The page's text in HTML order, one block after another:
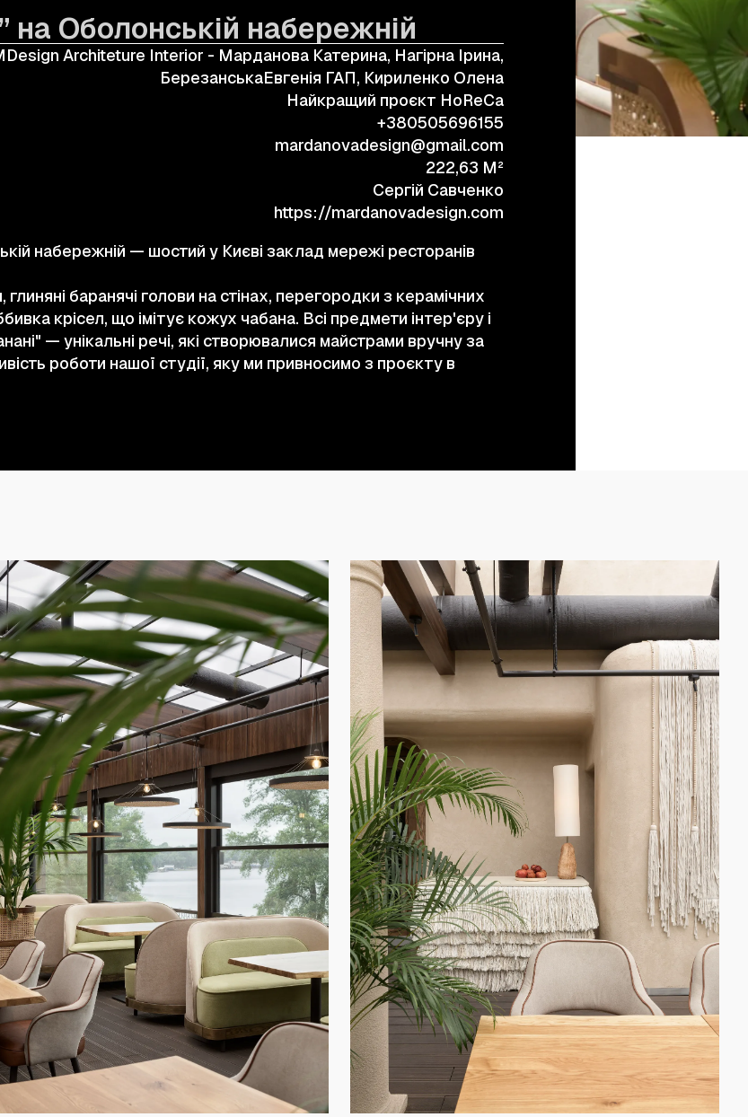
КОНТАКТИ
© 2025 Wmaax Studio +38 (067) 443 01 84
Оболонській набережній
Architeture Interior - Марданова Катерина, Нагірна Ірина,
БерезанськаЕвгенія ГАП, Кириленко Олена
Найкращий проєкт HoReCa
+380505696155
mardanovadesign@gmail.com
222,63 M²
Сергій Савченко
https://mardanovadesign.com
набережній — шостий у Києві заклад мережі ресторанів
глиняні баранячі голови на стінах, перегородки з керамічних
крісел, що імітує кожух чабана. Всі предмети інтер'єру і
— унікальні речі, які створювалися майстрами вручну за
роботи нашої студії, яку ми привносимо з проєкту в